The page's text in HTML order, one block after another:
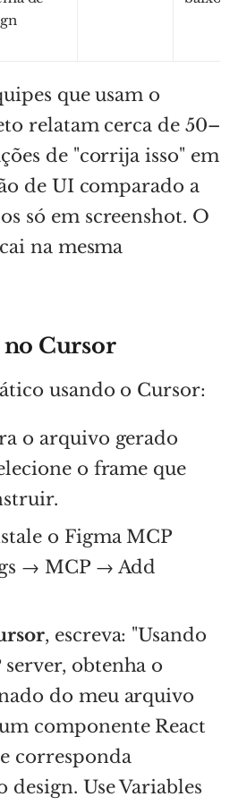
que usam o
relatam cerca de 50–
de "corrija isso" em
de UI comparado a
só em screenshot. O
na mesma
no Cursor
usando o Cursor:
o arquivo gerado
o frame que
o Figma MCP
→ MCP → Add
, escreva: "Usando
obtenha o
do meu arquivo
componente React
corresponda
design. Use Variables